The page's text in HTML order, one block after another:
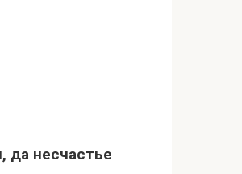
да несчастье